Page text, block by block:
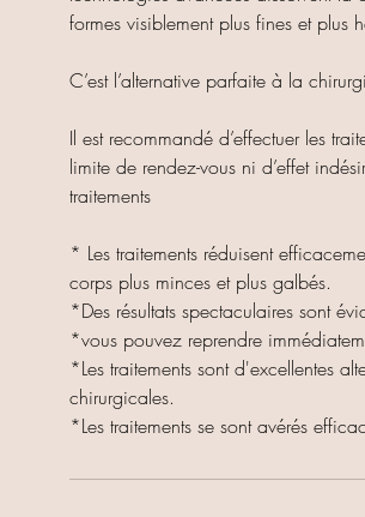
formes visiblement plus fines et plus
C’est l’alternative parfaite à la
Il est recommandé d’effectuer les
limite de rendez-vous ni d’effet
traitements
* Les traitements réduisent
corps plus minces et plus galbés.
*Des résultats spectaculaires sont
*vous pouvez reprendre
*Les traitements sont d'excellentes
chirurgicales.